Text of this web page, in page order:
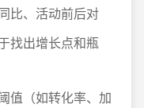
比、活动前后对
找出增长点和瓶
值（如转化率、加